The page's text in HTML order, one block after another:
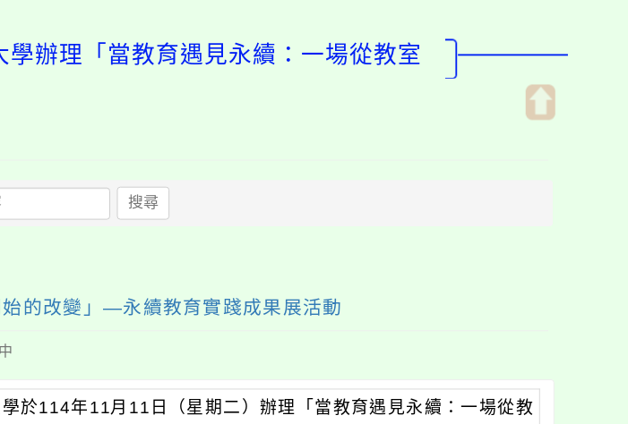
辦理「當教育遇見永續：一場從教室
搜尋
的改變」—永續教育實踐成果展活動
於114年11月11日（星期二）辦理「當教育遇見永續：一場從教